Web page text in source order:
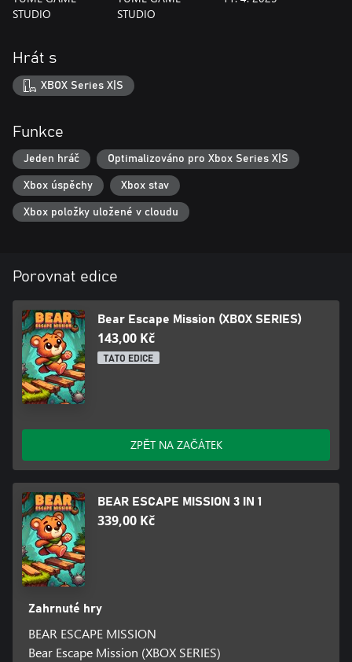
STUDIO
STUDIO
Hrát s
XBOX Series X|S
Funkce
Jeden hráč Optimalizováno pro Xbox Series X|S
Xbox úspěchy Xbox stav
Xbox položky uložené v cloudu
Porovnat edice
Bear Escape Mission (XBOX SERIES)
143,00 Kč
TATO EDICE
ZPĚT NA ZAČÁTEK
BEAR ESCAPE MISSION 3 IN 1
339,00 Kč
Zahrnuté hry
BEAR ESCAPE MISSION
Bear Escape Mission (XBOX SERIES)